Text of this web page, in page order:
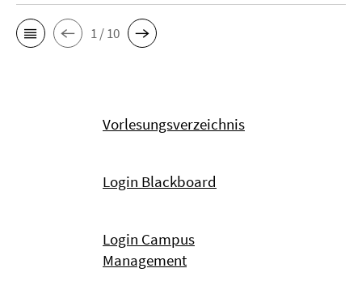
1 / 10
Vorlesungsverzeichnis
Login Blackboard
Login Campus
Management